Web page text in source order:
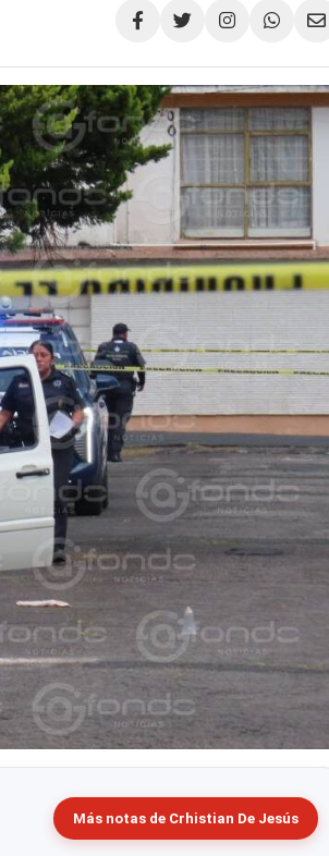
Compartir
Más notas de Crhistian De Jesús